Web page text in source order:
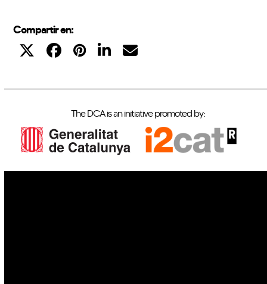
Compartir en:
The DCA is an initiative promoted by: